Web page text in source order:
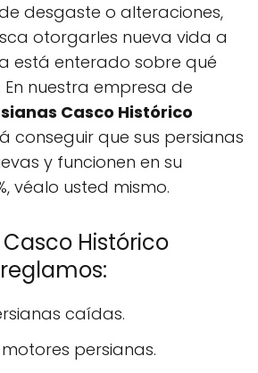
desgaste o alteraciones,
otorgarles nueva vida a
está enterado sobre qué
nuestra empresa de
Casco Histórico
conseguir que sus persianas
y funcionen en su
véalo usted mismo.
Histórico
caídas.
persianas.